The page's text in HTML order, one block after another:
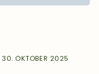
30. OKTOBER 2025